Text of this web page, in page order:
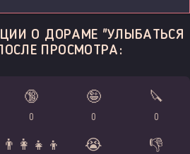
О ДОРАМЕ "УЛЫБАТЬСЯ
ПРОСМОТРА:
🔞
0
🤪
0
🔪
0
👨‍👩‍👧‍👦 😭 👎